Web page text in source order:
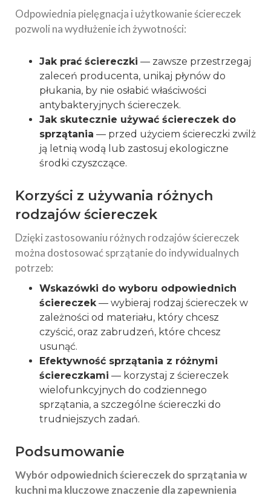
Odpowiednia pielęgnacja i użytkowanie ściereczek
pozwoli na wydłużenie ich żywotności:
Jak prać ściereczki — zawsze przestrzegaj
zaleceń producenta, unikaj płynów do
płukania, by nie osłabić właściwości
antybakteryjnych ściereczek.
Jak skutecznie używać ściereczek do
sprzątania — przed użyciem ściereczki zwilż
ją letnią wodą lub zastosuj ekologiczne
środki czyszczące.
Korzyści z używania różnych
rodzajów ściereczek
Dzięki zastosowaniu różnych rodzajów ściereczek
można dostosować sprzątanie do indywidualnych
potrzeb:
Wskazówki do wyboru odpowiednich
ściereczek— wybieraj rodzaj ściereczek w
zależności od materiału, który chcesz
czyścić, oraz zabrudzeń, które chcesz
usunąć.
Efektywność sprzątania z różnymi
ściereczkami — korzystaj z ściereczek
wielofunkcyjnych do codziennego
sprzątania, a szczególne ściereczki do
trudniejszych zadań.
Podsumowanie
Wybór odpowiednich ściereczek do sprzątania w
kuchni ma kluczowe znaczenie dla zapewnienia